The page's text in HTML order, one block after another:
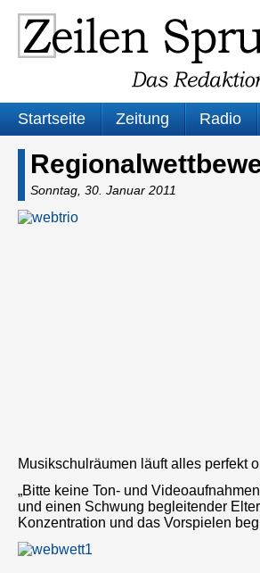
Startseite Zeitung Radio
Sonntag, 30. Januar 2011
Musikschulräumen läuft alles perfekt
„Bitte keine Ton- und
und einen Schwung begleitender
Konzentration und das Vorspielen